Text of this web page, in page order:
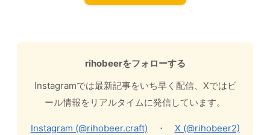
rihobeerをフォローする
Instagramでは最新記事をいち早く配信、Xではビ
ール情報をリアルタイムに発信しています。
Instagram (@rihobeer.craft) ・ X (@rihobeer2)